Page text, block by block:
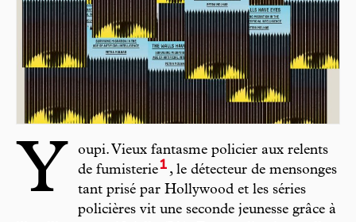
Y
oupi. Vieux fantasme policier aux relents
de fumisterie1 , le détecteur de mensonges
tant prisé par Hollywood et les séries
policières vit une seconde jeunesse grâce à